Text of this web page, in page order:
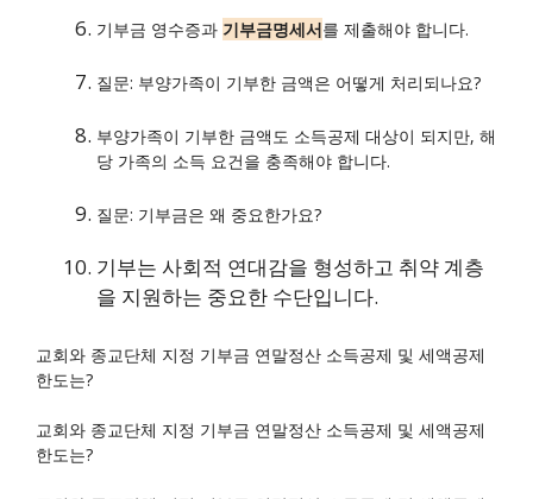
기부금 영수증과 기부금명세서를 제출해야 합니다.
질문: 부양가족이 기부한 금액은 어떻게 처리되나요?
부양가족이 기부한 금액도 소득공제 대상이 되지만, 해
당 가족의 소득 요건을 충족해야 합니다.
질문: 기부금은 왜 중요한가요?
기부는 사회적 연대감을 형성하고 취약 계층
을 지원하는 중요한 수단입니다.
교회와 종교단체 지정 기부금 연말정산 소득공제 및 세액공제
한도는?
교회와 종교단체 지정 기부금 연말정산 소득공제 및 세액공제
한도는?